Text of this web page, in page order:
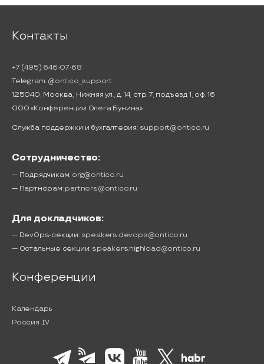
Контакты
+7 (495) 646-07-68
Telegram: @ontico_support
125040, Москва, Нижняя ул., д. 14, стр. 7, подъезд 1, оф. 16
ООО «Конференции Олега Бунина»
Служба поддержки и бухгалтерия: support@ontico.ru
Сотрудничество:
— Подрядчикам: org@ontico.ru
— Партнёрам: partners@ontico.ru
Для докладчиков:
— DevOps-секции: speakers.devops@ontico.ru
— Остальные секции: speakers.highload@ontico.ru
Конференции
Календарь
Россия IV